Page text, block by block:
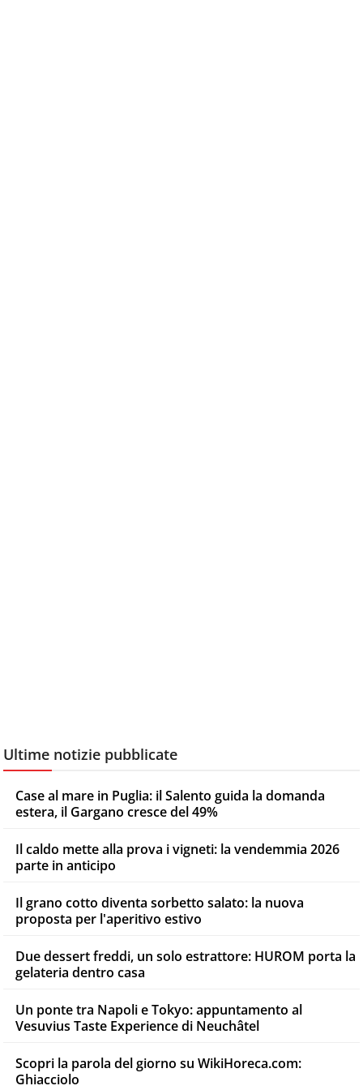
Ultime notizie pubblicate
Case al mare in Puglia: il Salento guida la domanda
estera, il Gargano cresce del 49%
Il caldo mette alla prova i vigneti: la vendemmia 2026
parte in anticipo
Il grano cotto diventa sorbetto salato: la nuova
proposta per l'aperitivo estivo
Due dessert freddi, un solo estrattore: HUROM porta la
gelateria dentro casa
Un ponte tra Napoli e Tokyo: appuntamento al
Vesuvius Taste Experience di Neuchâtel
Scopri la parola del giorno su WikiHoreca.com:
Ghiacciolo